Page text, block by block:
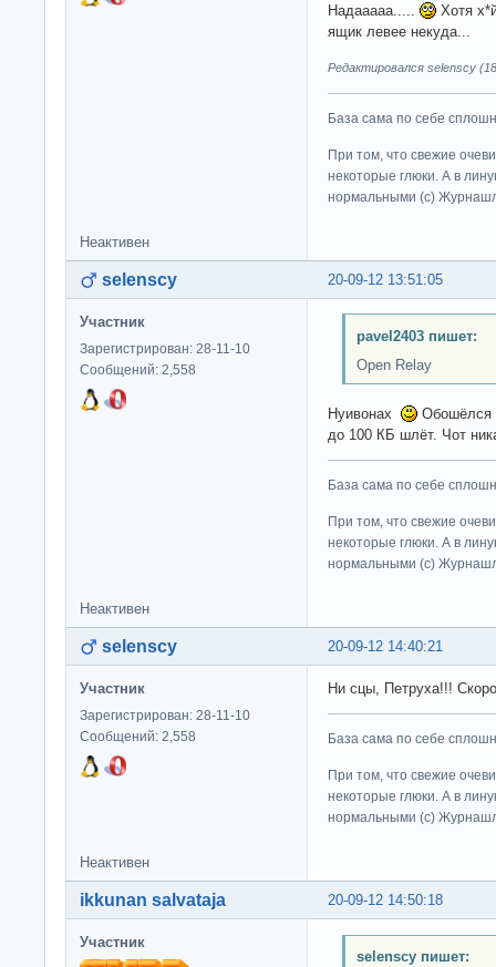
Надааааа.....
Хотя
ящик левее некуда...
Редактировался selenscy
База сама по себе
При том, что свежие
некоторые глюки. А в
нормальными (c)
Неактивен
20-09-12 13:51:05
selenscy
Участник
Зарегистрирован: 28-11-10
Сообщений: 2,558
pavel2403 пишет:
Open Relay
Нуивонах
Обошёлся
до 100 КБ шлёт. Чот
База сама по себе
При том, что свежие
некоторые глюки. А в
нормальными (c)
Неактивен
20-09-12 14:40:21
selenscy
Участник
Зарегистрирован: 28-11-10
Сообщений: 2,558
Ни сцы, Петруха!!!
База сама по себе
При том, что свежие
некоторые глюки. А в
нормальными (c)
Неактивен
20-09-12 14:50:18
ikkunan salvataja
Участник
selenscy пишет: